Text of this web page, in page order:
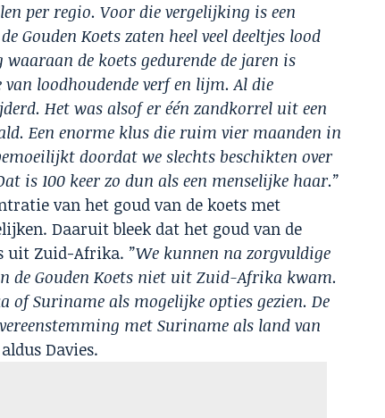
per regio. Voor die vergelijking is een
Koets zaten heel veel deeltjes lood
de koets gedurende de jaren is
loodhoudende verf en lijm. Al die
Het was alsof er één zandkorrel uit een
Een enorme klus die ruim vier maanden in
doordat we slechts beschikten over
is 100 keer zo dun als een menselijke haar.”
van het goud van de koets met
Daaruit bleek dat het goud van de
uit Zuid-Afrika. ”We kunnen na zorgvuldige
de Gouden Koets niet uit Zuid-Afrika kwam.
Suriname als mogelijke opties gezien. De
met Suriname als land van
Davies.